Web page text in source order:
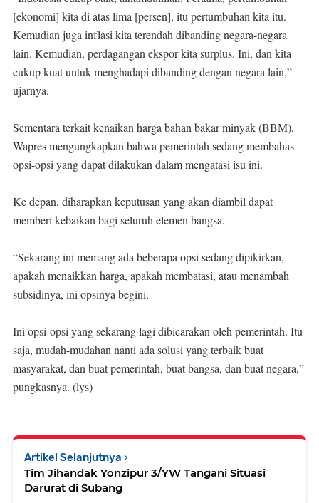
[ekonomi] kita di atas lima [persen], itu pertumbuhan kita itu.
Kemudian juga inflasi kita terendah dibanding negara-negara
lain. Kemudian, perdagangan ekspor kita surplus. Ini, dan kita
cukup kuat untuk menghadapi dibanding dengan negara lain,”
ujarnya.
Sementara terkait kenaikan harga bahan bakar minyak (BBM),
Wapres mengungkapkan bahwa pemerintah sedang membahas
opsi-opsi yang dapat dilakukan dalam mengatasi isu ini.
Ke depan, diharapkan keputusan yang akan diambil dapat
memberi kebaikan bagi seluruh elemen bangsa.
“Sekarang ini memang ada beberapa opsi sedang dipikirkan,
apakah menaikkan harga, apakah membatasi, atau menambah
subsidinya, ini opsinya begini.
Ini opsi-opsi yang sekarang lagi dibicarakan oleh pemerintah. Itu
saja, mudah-mudahan nanti ada solusi yang terbaik buat
masyarakat, dan buat pemerintah, buat bangsa, dan buat negara,”
pungkasnya. (lys)
Artikel Selanjutnya
Tim Jihandak Yonzipur 3/YW Tangani Situasi
Darurat di Subang